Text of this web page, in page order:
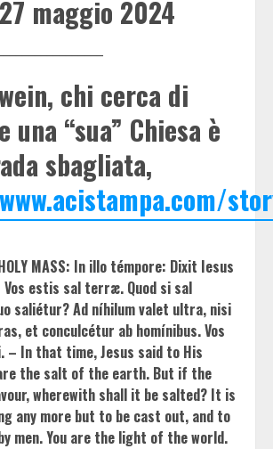
maggio 2024
chi cerca di
“sua” Chiesa è
sbagliata,
MASS: In illo témpore: Dixit Iesus
estis sal terræ. Quod si sal
saliétur? Ad níhilum valet ultra, nisi
et conculcétur ab homínibus. Vos
– In that time, Jesus said to His
the salt of the earth. But if the
wherewith shall it be salted? It is
any more but to be cast out, and to
men. You are the light of the world.